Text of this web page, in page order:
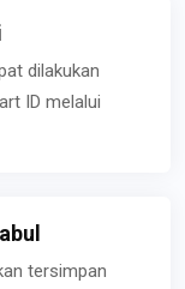
dilakukan
ID melalui
tersimpan